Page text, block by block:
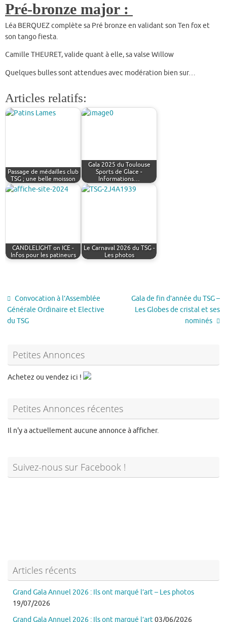
Pré-bronze major :
Léa BERQUEZ complète sa Pré bronze en validant son Ten fox et
son tango fiesta.
Camille THEURET, valide quant à elle, sa valse Willow
Quelques bulles sont attendues avec modération bien sur…
Articles relatifs:
Passage de médailles club
TSG ; une belle moisson
Gala 2025 du Toulouse
Sports de Glace -
Informations…
CANDLELIGHT on ICE -
Infos pour les patineurs
Le Carnaval 2026 du TSG -
Les photos
Convocation à l’Assemblée
Générale Ordinaire et Elective
du TSG
Gala de fin d’année du TSG –
Les Globes de cristal et ses
nominés
Petites Annonces
Achetez ou vendez ici !
Petites Annonces récentes
Il n'y a actuellement aucune annonce à afficher.
Suivez-nous sur Facebook !
Articles récents
Grand Gala Annuel 2026 : Ils ont marqué l’art – Les photos
19/07/2026
Grand Gala Annuel 2026 : Ils ont marqué l’art03/06/2026